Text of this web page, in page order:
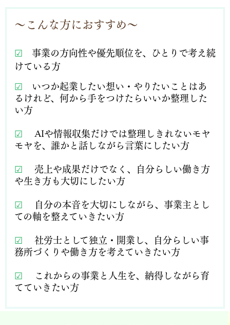
～こんな方におすすめ～
☑ 事業の方向性や優先順位を、ひとりで考え続
けている方
☑ いつか起業したい想い・ やりたいことはあ
るけれど、何から手をつけたらいいか整理した
い方
☑ AIや情報収集だけでは整理しきれないモヤ
モヤを、誰かと話しながら言葉にしたい方
☑ 売上や成果だけでなく、自分らしい働き方
や生き方も大切にしたい方
☑ 自分の本音を大切にしながら、事業主とし
ての軸を整えていきたい方
☑ 社労士として独立・開業し、自分らしい事
務所づくりや働き方を考えていきたい方
☑ これからの事業と人生を、納得しながら育
てていきたい方